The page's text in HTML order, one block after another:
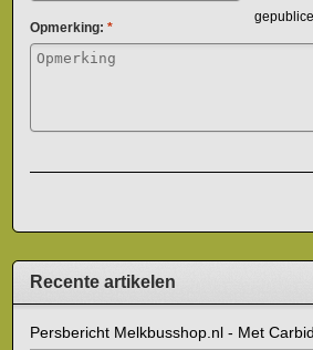
Opmerking:*
Recente artikelen
Persbericht Melkbusshop.nl - Met